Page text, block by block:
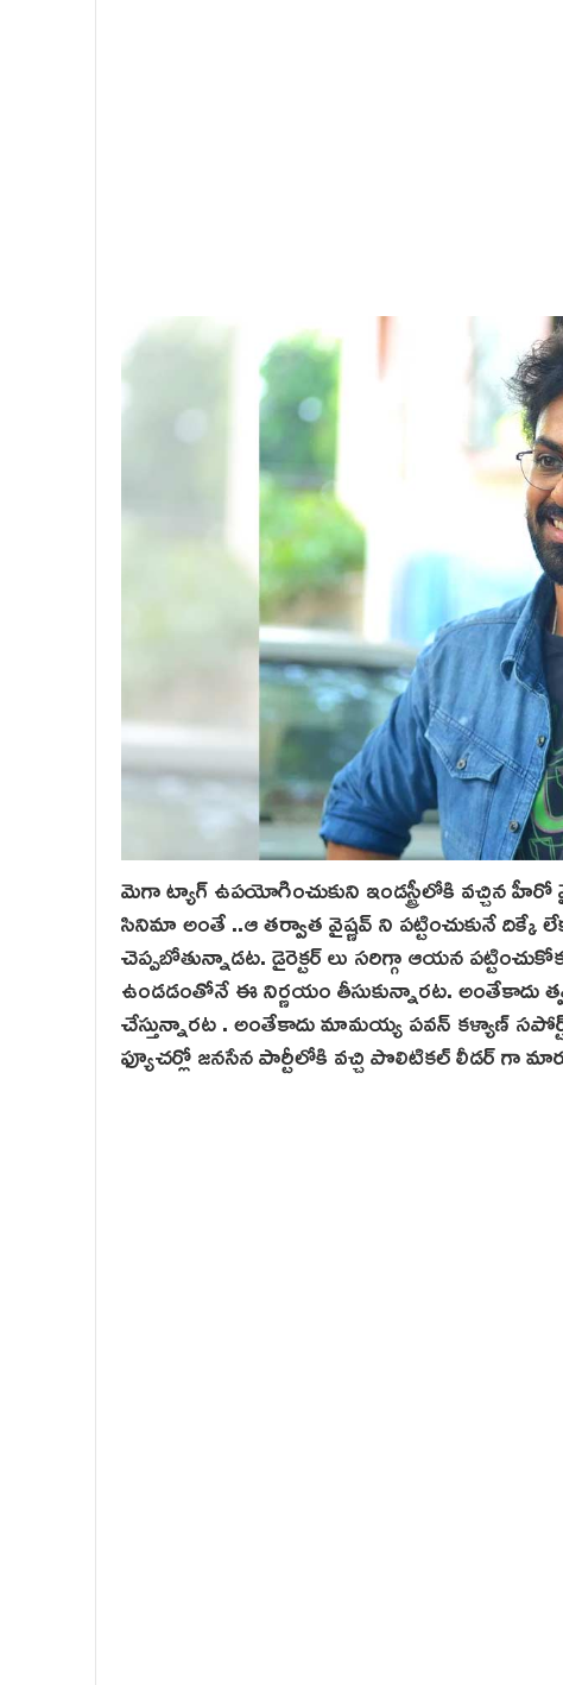
మెగా ట్యాగ్ ఉపయోగించుకుని ఇండస్ట్రీలోకి వచ్చిన
సినిమా అంతే ..ఆ తర్వాత వైష్ణవ్ ని పట్టించుకునే
చెప్పబోతున్నాడట. డైరెక్టర్ లు సరిగ్గా ఆయన
ఉండడంతోనే ఈ నిర్ణయం తీసుకున్నారట. అంతేకాదు
చేస్తున్నారట . అంతేకాదు మామయ్య పవన్ కళ్యాణ్
ఫ్యూచర్లో జనసేన పార్టీలోకి వచ్చి పొలిటికల్ లీడర్ గా